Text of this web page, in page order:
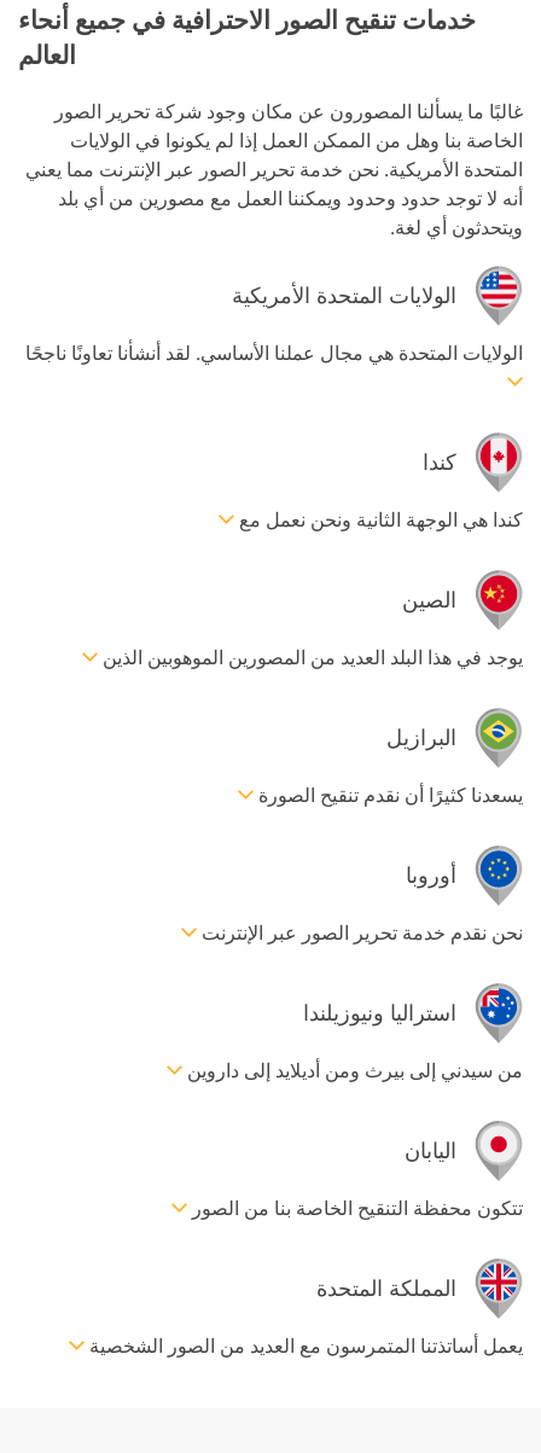
خدمات تنقيح الصور الاحترافية في جميع أنحاء
العالم
غالبًا ما يسألنا المصورون عن مكان وجود شركة تحرير الصور
الخاصة بنا وهل من الممكن العمل إذا لم يكونوا في الولايات
المتحدة الأمريكية. نحن خدمة تحرير الصور عبر الإنترنت مما يعني
أنه لا توجد حدود وحدود ويمكننا العمل مع مصورين من أي بلد
ويتحدثون أي لغة.
الولايات المتحدة الأمريكية
الولايات المتحدة هي مجال عملنا الأساسي. لقد أنشأنا تعاونًا ناجحًا
كندا
كندا هي الوجهة الثانية ونحن نعمل مع
الصين
يوجد في هذا البلد العديد من المصورين الموهوبين الذين
البرازيل
يسعدنا كثيرًا أن نقدم تنقيح الصورة
أوروبا
نحن نقدم خدمة تحرير الصور عبر الإنترنت
استراليا ونيوزيلندا
من سيدني إلى بيرث ومن أديلايد إلى داروين
اليابان
تتكون محفظة التنقيح الخاصة بنا من الصور
المملكة المتحدة
يعمل أساتذتنا المتمرسون مع العديد من الصور الشخصية